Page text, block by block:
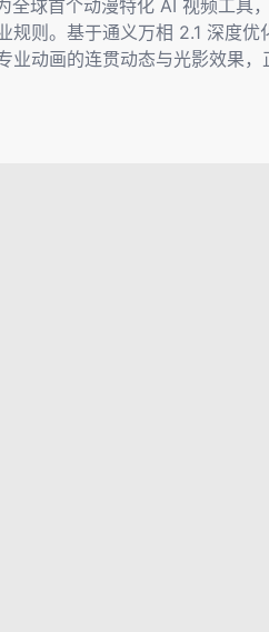
全球首个动漫特化 AI 视频工具
规则。基于通义万相 2.1 深度
业动画的连贯动态与光影效果